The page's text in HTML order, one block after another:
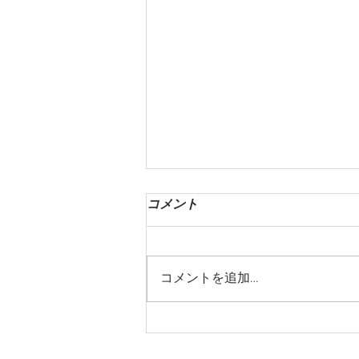
Vancouver MacrobioticWellness
コメント
コメントを追加…